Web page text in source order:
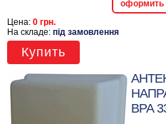
оформить
Цена: 0 грн.
На складе: під замовлення
Купить
ВРА